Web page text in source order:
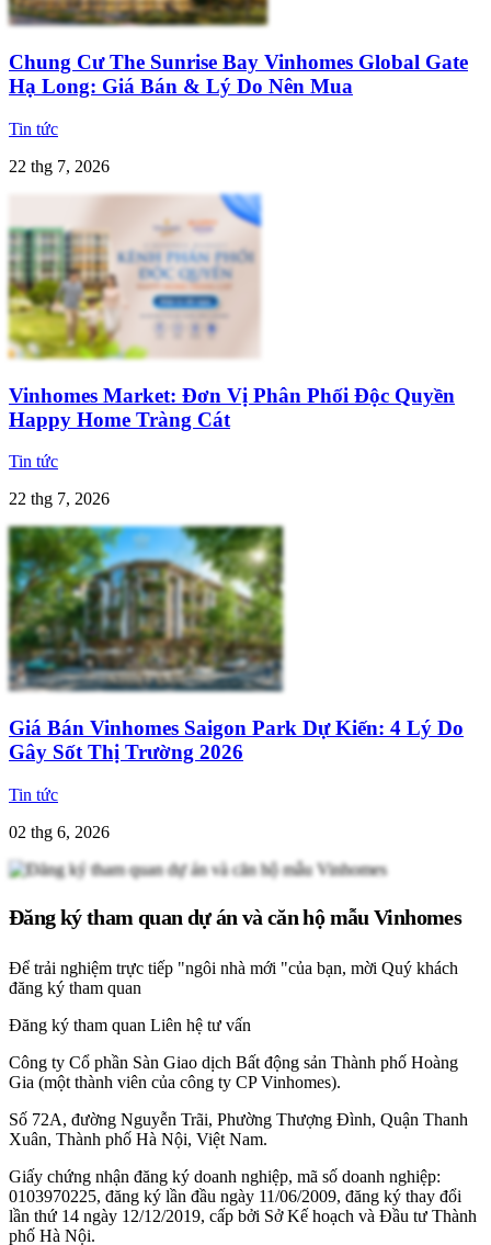
Chung Cư The Sunrise Bay Vinhomes Global Gate
Hạ Long: Giá Bán & Lý Do Nên Mua
Tin tức
22 thg 7, 2026
Vinhomes Market: Đơn Vị Phân Phối Độc Quyền
Happy Home Tràng Cát
Tin tức
22 thg 7, 2026
Giá Bán Vinhomes Saigon Park Dự Kiến: 4 Lý Do
Gây Sốt Thị Trường 2026
Tin tức
02 thg 6, 2026
Đăng ký tham quan dự án và căn hộ mẫu Vinhomes
Để trải nghiệm trực tiếp "ngôi nhà mới "của bạn, mời Quý khách
đăng ký tham quan
Đăng ký tham quan Liên hệ tư vấn
Công ty Cổ phần Sàn Giao dịch Bất động sản Thành phố Hoàng
Gia (một thành viên của công ty CP Vinhomes).
Số 72A, đường Nguyễn Trãi, Phường Thượng Đình, Quận Thanh
Xuân, Thành phố Hà Nội, Việt Nam.
Giấy chứng nhận đăng ký doanh nghiệp, mã số doanh nghiệp:
0103970225, đăng ký lần đầu ngày 11/06/2009, đăng ký thay đổi
lần thứ 14 ngày 12/12/2019, cấp bởi Sở Kế hoạch và Đầu tư Thành
phố Hà Nội.